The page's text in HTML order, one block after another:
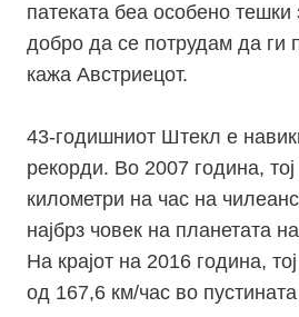
патеката беа особено
добро да се потрудам да ги
кажа Австриецот.
43-годишниот Штекл е
рекорди. Во 2007 година,
километри на час на
најбрз човек на планетата
На крајот на 2016 година,
од 167,6 км/час во пустината